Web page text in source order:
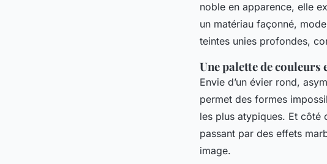
noble en apparence, elle
un matériau façonné,
teintes unies profondes,
Une palette de
Envie d’un évier rond,
permet des formes
les plus atypiques. Et côté
passant par des effets
image.